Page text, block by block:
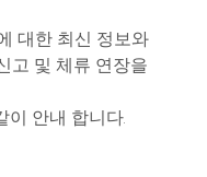
대한 최신 정보와
고 및 체류 연장을
이 안내 합니다.